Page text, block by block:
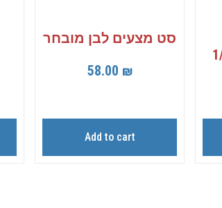
סט מצעים לבן מובחר
58.00 ₪
Add to cart